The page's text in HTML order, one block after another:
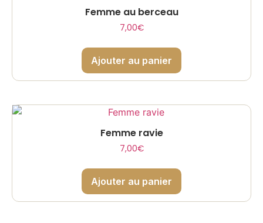
Femme au berceau
7,00€
Ajouter au panier
Femme ravie
7,00€
Ajouter au panier